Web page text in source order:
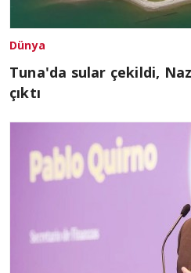
Dünya
Tuna'da sular çekildi,
çıktı